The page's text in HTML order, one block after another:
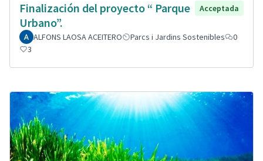
Finalización del proyecto “ Parque
Urbano”.
Acceptada
ALFONS LAOSA ACEITERO Parcs i Jardins Sostenibles
0
3